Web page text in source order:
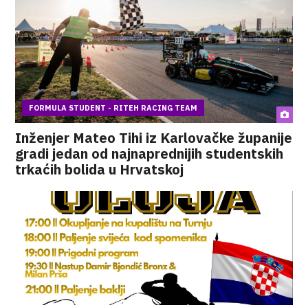
FORMULA STUDENT - RITEH RACING TEAM
Inženjer Mateo Tihi iz Karlovačke županije
gradi jedan od najnaprednijih studentskih
trkaćih bolida u Hrvatskoj